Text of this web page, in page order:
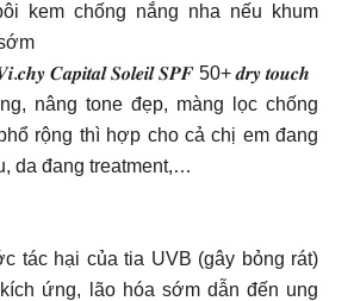
kem chống nắng nha nếu khum
𝑪𝒂𝒑𝒊𝒕𝒂𝒍 𝑺𝒐𝒍𝒆𝒊𝒍 𝑺𝑷𝑭 50+ 𝒅𝒓𝒚 𝒕𝒐𝒖𝒄𝒉
nâng tone đẹp, màng lọc chống
rộng thì hợp cho cả chị em đang
da đang treatment,…
tác hại của tia UVB (gây bỏng rát)
ứng, lão hóa sớm dẫn đến ung